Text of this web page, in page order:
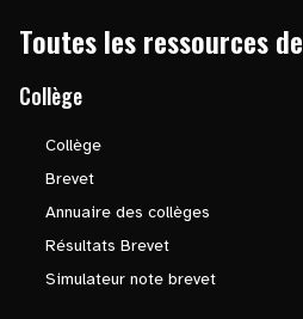
Toutes les ressources de
Collège
Collège
Brevet
Annuaire des collèges
Résultats Brevet
Simulateur note brevet